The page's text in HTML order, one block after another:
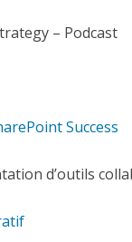
– Podcast
Success
d’outils